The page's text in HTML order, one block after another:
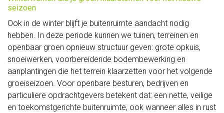
workshops
Feest
op
ons
seizoen
Ook in de winter blijft je buitenruimte aandacht nodig
hebben. In deze periode kunnen we tuinen, terreinen en
openbaar groen opnieuw structuur geven: grote opkuis,
snoeiwerken, voorbereidende bodembewerking en
aanplantingen die het terrein klaarzetten voor het volgende
groeiseizoen. Voor openbare besturen, bedrijven en
particuliere opdrachtgevers betekent dat: een nette, veilige
en toekomstgerichte buitenruimte, ook wanneer alles in rust